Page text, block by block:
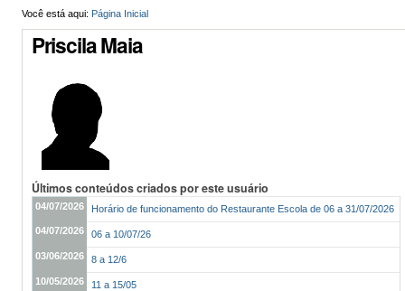
Você está aqui: Página Inicial
Priscila Maia
Últimos conteúdos criados por este usuário
04/07/2026
Horário de funcionamento do Restaurante Escola de 06 a 31/07/2026
04/07/2026
06 a 10/07/26
03/06/2026
8 a 12/6
10/05/2026
11 a 15/05